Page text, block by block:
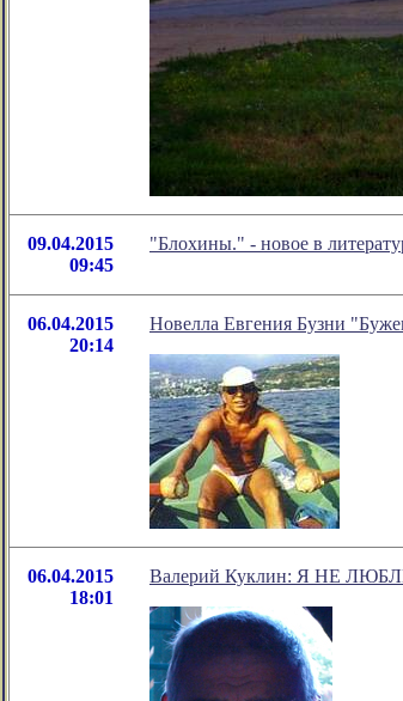
09.04.2015
09:45
"Блохины." - новое в
06.04.2015
20:14
Новелла Евгения Бузни
06.04.2015
18:01
Валерий Куклин: Я НЕ